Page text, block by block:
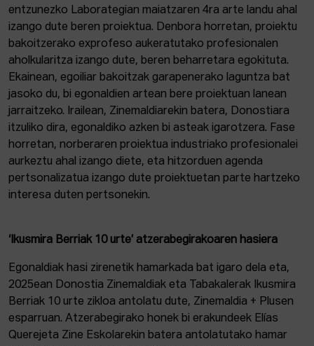
entzunezko Laborategian maiatzaren 4ra arte landu ahal
izango dute beren proiektua. Denbora horretan, proiektu
bakoitzerako exprofeso aukeratutako profesionalen
aholkularitza izango dute, beren beharretara egokituta.
Ekainean, egoiliar bakoitzak garapenerako laguntza bat
jasoko du, bi egonaldien artean bere proiektuan lanean
jarraitzeko. Irailean, Zinemaldiarekin batera, Donostiara
itzuliko dira, egonaldiko azken bi asteak igarotzera. Fase
horretan, norberaren proiektua industriako profesionalei
aurkeztu ahal izango diete, eta hitzorduen agenda
pertsonalizatua izango dute proiektuetan parte hartzeko
interesa duten pertsonekin.
‘Ikusmira Berriak 10 urte’ atzerabegirakoaren hasiera
Egonaldiak hasi zirenetik hamarkada bat igaro dela eta,
2025ean Donostia Zinemaldiak eta Tabakalerak Ikusmira
Berriak 10 urte zikloa antolatu dute, Zinemaldia + Plusen
esparruan. Atzerabegirako honek bi erakundeek Elías
Querejeta Zine Eskolarekin batera antolatutako hamar